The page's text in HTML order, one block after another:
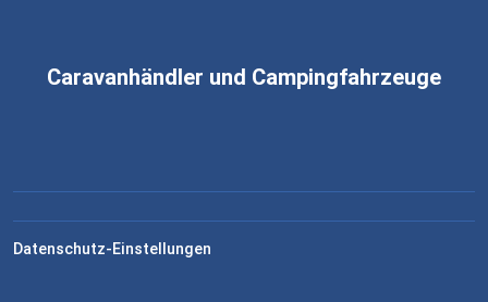
Caravanhändler und Campingfahrzeuge
Datenschutz-Einstellungen